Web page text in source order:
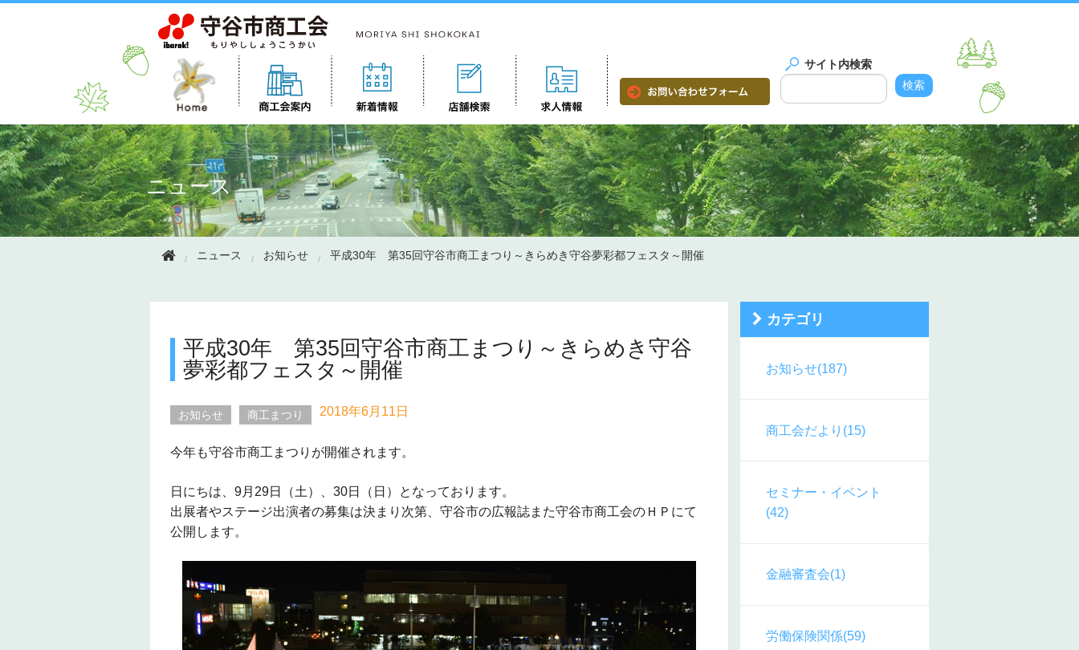
サイト内検索
ニュース
ニュース お知らせ 平成30年 第35回守谷市商工まつり～きらめき守谷夢彩都フェスタ～開催
平成30年 第35回守谷市商工まつり～きらめき守谷
夢彩都フェスタ～開催
2018年6月11日
お知らせ 商工まつり
今年も守谷市商工まつりが開催されます。
日にちは、9月29日（土）、30日（日）となっております。
出展者やステージ出演者の募集は決まり次第、守谷市の広報誌また守谷市商工会のＨＰにて
公開します。
カテゴリ
お知らせ(187)
商工会だより(15)
セミナー・イベント
(42)
金融審査会(1)
労働保険関係(59)